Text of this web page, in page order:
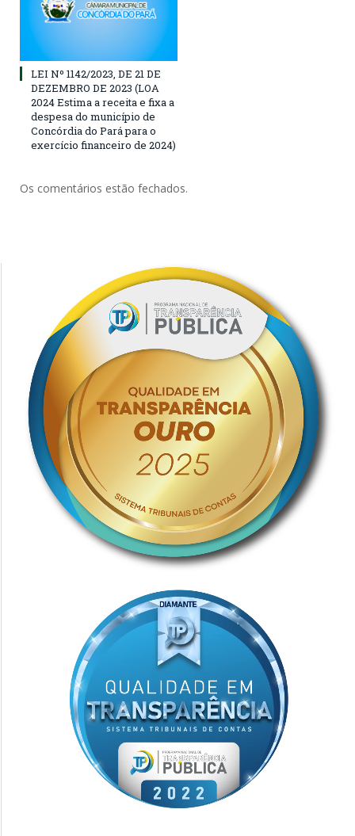
LEI Nº 1142/2023, DE 21 DE
DEZEMBRO DE 2023 (LOA
2024 Estima a receita e fixa a
despesa do município de
Concórdia do Pará para o
exercício financeiro de 2024)
Os comentários estão fechados.